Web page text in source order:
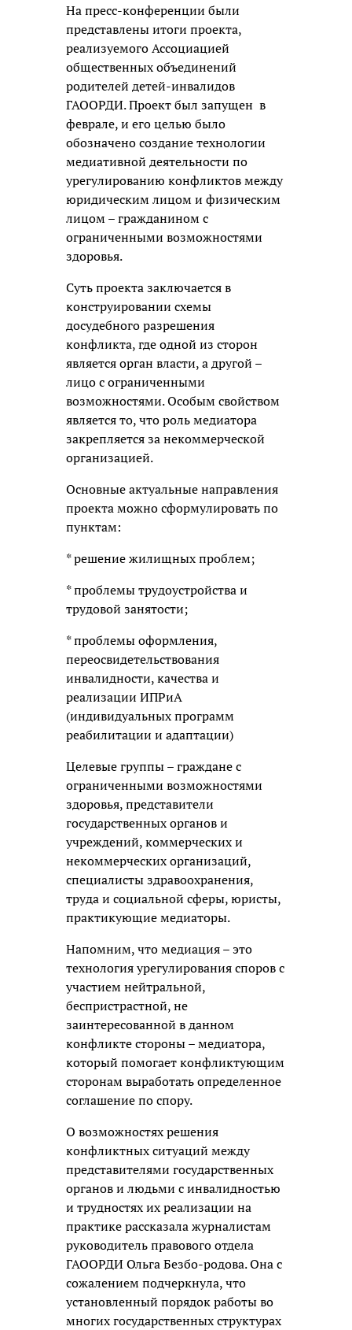
На пресс-конференции были
представлены итоги проекта,
реализуемого Ассоциацией
общественных объединений
родителей детей-инвалидов
ГАООРДИ. Проект был запущен в
феврале, и его целью было
обозначено создание технологии
медиативной деятельности по
урегулированию конфликтов между
юридическим лицом и физическим
лицом – гражданином с
ограниченными возможностями
здоровья.
Суть проекта заключается в
конструировании схемы
досудебного разрешения
конфликта, где одной из сторон
является орган власти, а другой –
лицо с ограниченными
возможностями. Особым свойством
является то, что роль медиатора
закрепляется за некоммерческой
организацией.
Основные актуальные направления
проекта можно сформулировать по
пунктам:
* решение жилищных проблем;
* проблемы трудоустройства и
трудовой занятости;
* проблемы оформления,
переосвидетельствования
инвалидности, качества и
реализации ИПРиА
(индивидуальных программ
реабилитации и адаптации)
Целевые группы – граждане с
ограниченными возможностями
здоровья, представители
государственных органов и
учреждений, коммерческих и
некоммерческих организаций,
специалисты здравоохранения,
труда и социальной сферы, юристы,
практикующие медиаторы.
Напомним, что медиация – это
технология урегулирования споров с
участием нейтральной,
беспристрастной, не
заинтересованной в данном
конфликте стороны – медиатора,
который помогает конфликтующим
сторонам выработать определенное
соглашение по спору.
О возможностях решения
конфликтных ситуаций между
представителями государственных
органов и людьми с инвалидностью
и трудностях их реализации на
практике рассказала журналистам
руководитель правового отдела
ГАООРДИ Ольга Безбо-родова. Она с
сожалением подчеркнула, что
установленный порядок работы во
многих государственных структурах